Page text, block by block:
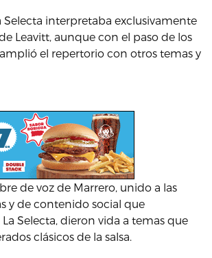
Selecta interpretaba exclusivamente
Leavitt, aunque con el paso de los
el repertorio con otros temas y
de voz de Marrero, unido a las
y de contenido social que
Selecta, dieron vida a temas que
clásicos de la salsa.